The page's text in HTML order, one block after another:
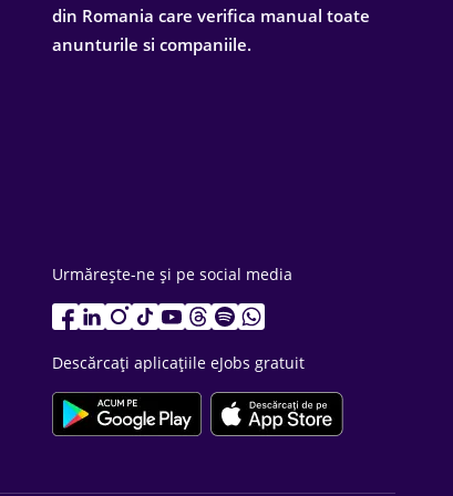
din Romania care verifica manual toate
anunturile si companiile.
Urmărește-ne și pe social media
Descărcați aplicațiile eJobs gratuit